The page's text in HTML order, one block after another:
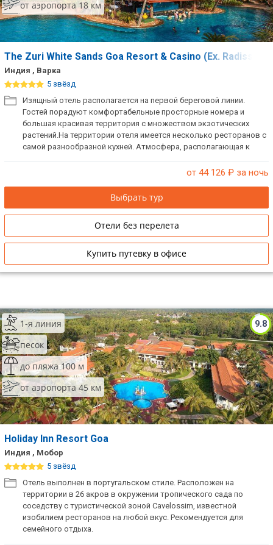
от аэропорта 18 км
The Zuri White Sands Goa Resort & Casino (Ex. Radisson)
Индия , Варка
5 звёзд
Изящный отель располагается на первой береговой линии.
Гостей порадуют комфортабельные просторные номера и
большая красивая территория с множеством экзотических
растений.На территории отеля имеется несколько ресторанов с
самой разнообразной кухней. Атмосфера, располагающая к
любой вкус сделают отдых незабываемым.от 44 126 ₽ за ночь
Выбрать тур
Отели без перелета
Купить путевку в офисе
9.8
1-я линия
песок
до пляжа 100 м
от аэропорта 45 км
Holiday Inn Resort Goa
Индия , Мобор
5 звёзд
Отель выполнен в португальском стиле. Расположен на
территории в 26 акров в окружении тропического сада по
соседству с туристической зоной Cavelossim, известной
изобилием ресторанов на любой вкус. Рекомендуется для
семейного отдыха.